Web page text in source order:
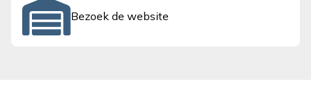
Bezoek de website